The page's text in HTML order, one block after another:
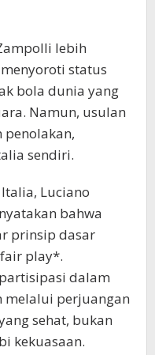
lebih
status
bola dunia yang
Namun, usulan
penolakan,
sendiri.
Luciano
bahwa
prinsip dasar
play*.
dalam
melalui perjuangan
sehat, bukan
kekuasaan.